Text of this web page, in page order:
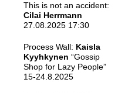
This is not an accident:
Cilai Herrmann
27.08.2025 17:30
Process Wall: Kaisla
Kyyhkynen “Gossip
Shop for Lazy People”
15-24.8.2025